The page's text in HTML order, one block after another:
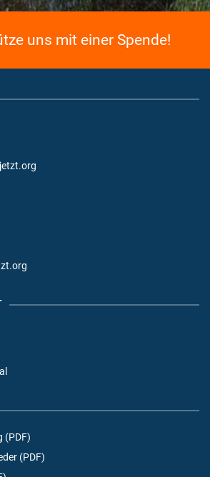
uns mit einer Spende!
(PDF)
(PDF)